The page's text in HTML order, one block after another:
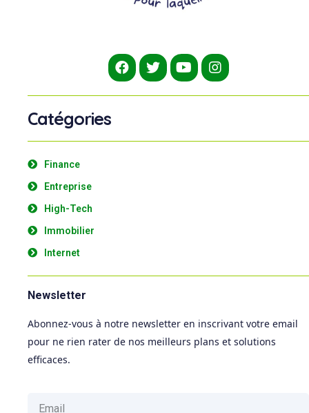
Catégories
Finance
Entreprise
High-Tech
Immobilier
Internet
Newsletter
Abonnez-vous à notre newsletter en inscrivant votre email
pour ne rien rater de nos meilleurs plans et solutions
efficaces.